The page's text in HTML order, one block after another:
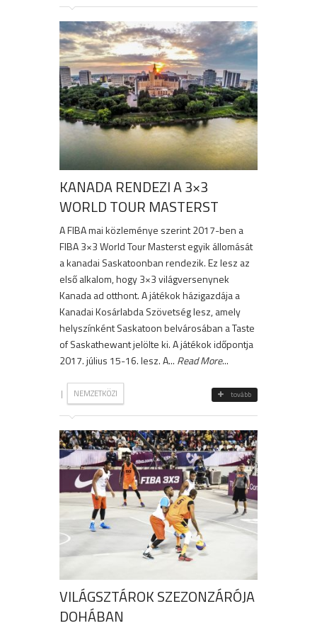
KANADA RENDEZI A 3×3
WORLD TOUR MASTERST
A FIBA mai közleménye szerint 2017-ben a
FIBA 3×3 World Tour Masterst egyik állomását
a kanadai Saskatoonban rendezik. Ez lesz az
első alkalom, hogy 3×3 világversenynek
Kanada ad otthont. A játékok házigazdája a
Kanadai Kosárlabda Szövetség lesz, amely
helyszínként Saskatoon belvárosában a Taste
of Saskathewant jelölte ki. A játékok időpontja
2017. július 15-16. lesz. A... Read More...
| NEMZETKÖZI tovább
VILÁGSZTÁROK SZEZONZÁRÓJA
DOHÁBAN